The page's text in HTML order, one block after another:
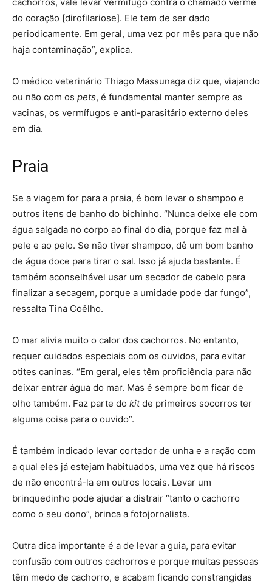
do coração [dirofilariose]. Ele tem de ser dado
periodicamente. Em geral, uma vez por mês para que não
haja contaminação”, explica.
O médico veterinário Thiago Massunaga diz que, viajando
ou não com os pets, é fundamental manter sempre as
vacinas, os vermífugos e anti-parasitário externo deles
em dia.
Praia
Se a viagem for para a praia, é bom levar o shampoo e
outros itens de banho do bichinho. “Nunca deixe ele com
água salgada no corpo ao final do dia, porque faz mal à
pele e ao pelo. Se não tiver shampoo, dê um bom banho
de água doce para tirar o sal. Isso já ajuda bastante. É
também aconselhável usar um secador de cabelo para
finalizar a secagem, porque a umidade pode dar fungo”,
ressalta Tina Coêlho.
O mar alivia muito o calor dos cachorros. No entanto,
requer cuidados especiais com os ouvidos, para evitar
otites caninas. “Em geral, eles têm proficiência para não
deixar entrar água do mar. Mas é sempre bom ficar de
olho também. Faz parte do kitde primeiros socorros ter
alguma coisa para o ouvido”.
É também indicado levar cortador de unha e a ração com
a qual eles já estejam habituados, uma vez que há riscos
de não encontrá-la em outros locais. Levar um
brinquedinho pode ajudar a distrair “tanto o cachorro
como o seu dono”, brinca a fotojornalista.
Outra dica importante é a de levar a guia, para evitar
confusão com outros cachorros e porque muitas pessoas
têm medo de cachorro, e acabam ficando constrangidas